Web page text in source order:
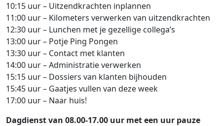
10:15 uur – Uitzendkrachten inplannen
11:00 uur – Kilometers verwerken van uitzendkrachten
12:30 uur – Lunchen met je gezellige collega’s
13:00 uur – Potje Ping Pongen
13:30 uur – Contact met klanten
14:00 uur – Administratie verwerken
15:15 uur – Dossiers van klanten bijhouden
15:45 uur – Gaatjes vullen van deze week
17:00 uur – Naar huis!
Dagdienst van 08.00-17.00 uur met een uur pauze